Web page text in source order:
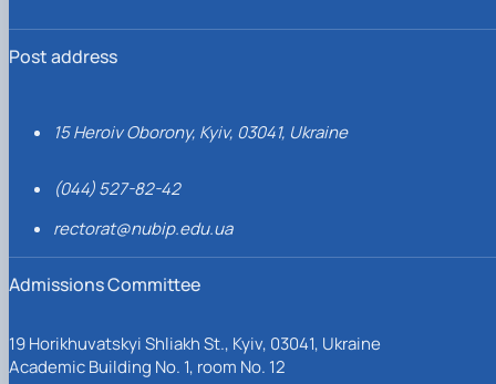
Post address
15 Heroiv Oborony, Kyiv, 03041, Ukraine
(044) 527-82-42
rectorat@nubip.edu.ua
Admissions Committee
19 Horikhuvatskyi Shliakh St., Kyiv, 03041, Ukraine
Academic Building No. 1, room No. 12